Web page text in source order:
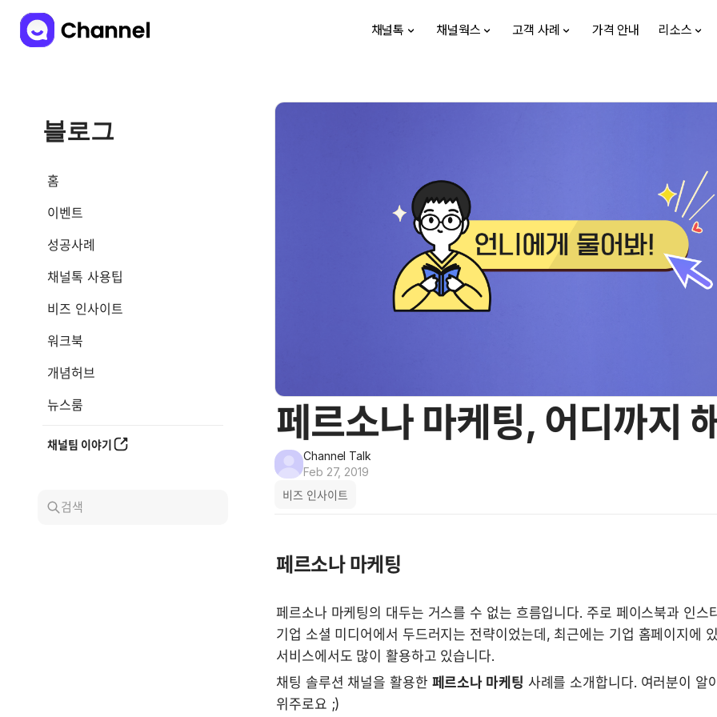
채널톡 채널웍스 고객 사례 가격 안내 리소스
블로그
홈
이벤트
성공사례
채널톡 사용팁
비즈 인사이트
워크북
개념허브
뉴스룸
채널팀 이야기
검색
페르소나 마케팅, 어디까지
Channel Talk
Feb 27, 2019
비즈 인사이트
페르소나 마케팅
페르소나 마케팅의 대두는 거스를 수 없는 흐름입니다. 주로 페이스북과 인스
기업 소셜 미디어에서 두드러지는 전략이었는데, 최근에는 기업 홈페이지에
서비스에서도 많이 활용하고 있습니다.
채팅 솔루션 채널을 활용한 페르소나 마케팅 사례를 소개합니다. 여러분이 알
위주로요 ;)